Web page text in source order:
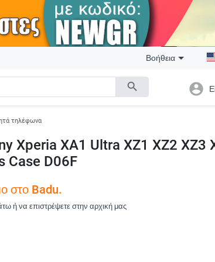
search
Βοήθεια
account_circle
τηλέφωνα
Xperia XA1 Ultra XZ1 XZ2 XZ3
Case D06F
στο Badu.
ή να επιστρέψετε στην αρχική μας